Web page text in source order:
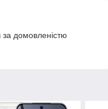
домовленістю